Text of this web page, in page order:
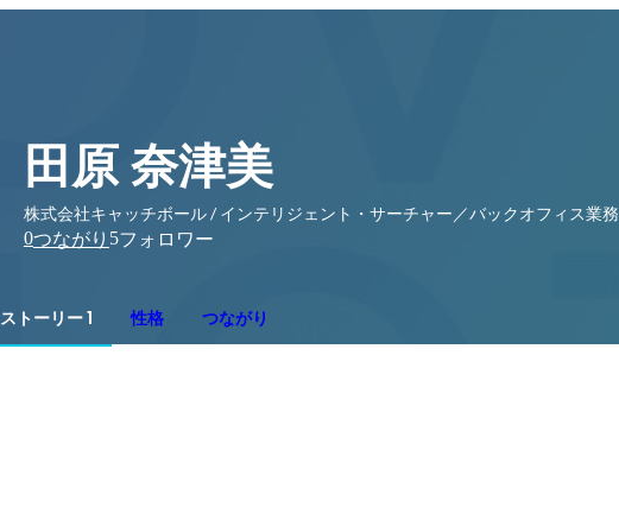
田原 奈津美
株式会社キャッチボール / インテリジェント・サーチャー／バックオフィス業務
0つながり 5フォロワー
ストーリー 1 性格 つながり